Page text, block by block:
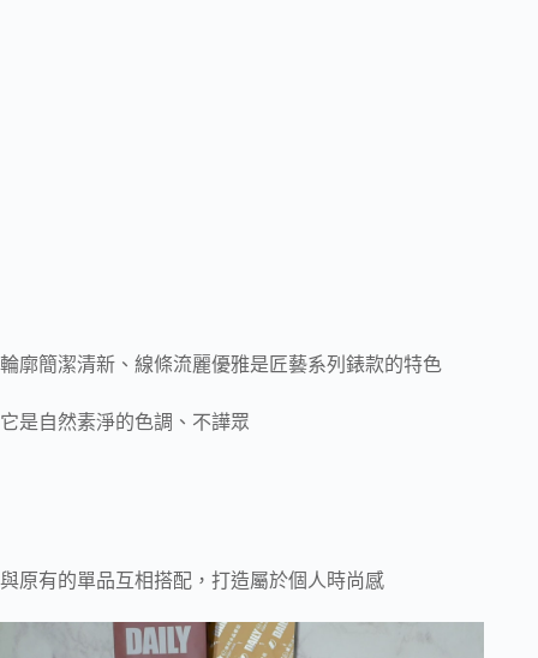
輪廓簡潔清新、線條流麗優雅是匠藝系列錶款的特色
它是自然素淨的色調、不譁眾
與原有的單品互相搭配，打造屬於個人時尚感